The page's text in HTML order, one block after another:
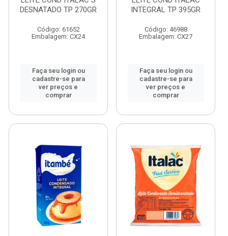
DESNATADO TP 270GR
Código: 61652
Embalagem: CX24
Faça seu login ou
cadastre-se para
ver preços e
comprar
INTEGRAL TP 395GR
Código: 46988
Embalagem: CX27
Faça seu login ou
cadastre-se para
ver preços e
comprar